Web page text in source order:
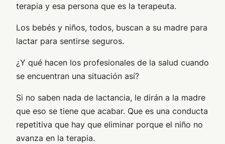
terapia y esa persona que es la terapeuta.
Los bebés y niños, todos, buscan a su madre para
lactar para sentirse seguros.
¿Y qué hacen los profesionales de la salud cuando
se encuentran una situación así?
Si no saben nada de lactancia, le dirán a la madre
que eso se tiene que acabar. Que es una conducta
repetitiva que hay que eliminar porque el niño no
avanza en la terapia.